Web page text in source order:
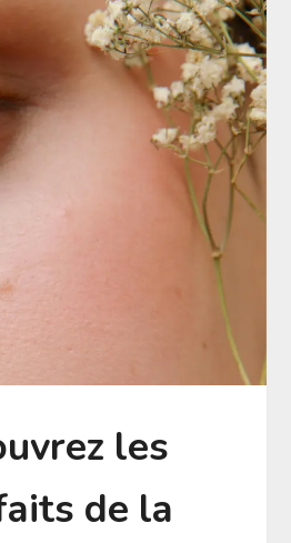
les
de la